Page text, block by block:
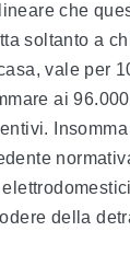
che
soltanto a
vale per
ai
della